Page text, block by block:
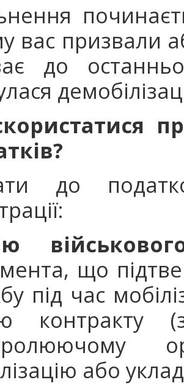
вас призвали
до
?
до
що
під час
контракту
або